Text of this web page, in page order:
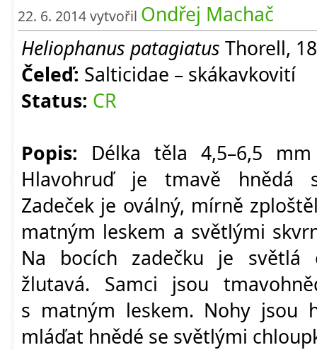
22. 6. 2014 vytvořil Ondřej Machač
Heliophanus patagiatus Thorell,
Čeleď: Salticidae – skákavkovití
Status: CR
Popis: Délka těla 4,5–6,5
Hlavohruď je tmavě hnědá
Zadeček je oválný, mírně
matným leskem a světlými
Na bocích zadečku je světlá
žlutavá. Samci jsou
s matným leskem. Nohy jsou
mláďat hnědé se světlými